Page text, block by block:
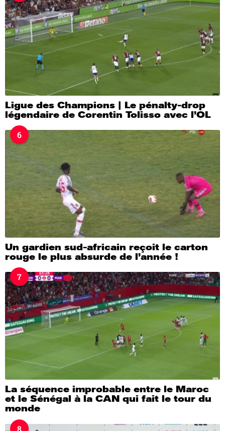
Ligue des Champions | Le pénalty-drop
légendaire de Corentin Tolisso avec l’OL
6
Un gardien sud-africain reçoit le carton
rouge le plus absurde de l’année !
7
La séquence improbable entre le Maroc
et le Sénégal à la CAN qui fait le tour du
monde
8